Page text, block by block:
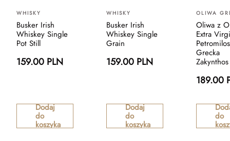
WHISKY
Busker Irish
Whiskey Single
Pot Still
159.00 PLN
Dodaj
do
koszyka
WHISKY
Busker Irish
Whiskey Single
Grain
159.00 PLN
Dodaj
do
koszyka
OLIWA
Oliwa z
Extra
Grecka
Zakynthos
189.00
do